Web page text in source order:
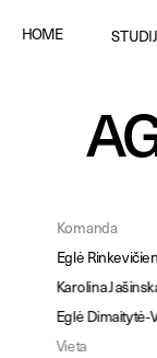
HOME
Komanda
Eglė
Karolina
Eglė Dimaitytė-
Vieta